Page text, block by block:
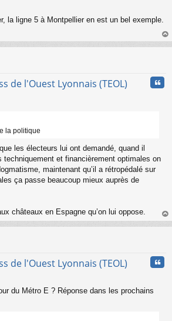
la ligne 5 à Montpellier en est un bel exemple.
au
de l'Ouest Lyonnais (TEOL)
la politique
les électeurs lui ont demandé, quand il
et financièrement optimales on
maintenant qu’il a rétropédalé sur
ça passe beaucoup mieux auprès de
châteaux en Espagne qu’on lui oppose.
au
de l'Ouest Lyonnais (TEOL)
du Métro E ? Réponse dans les prochains